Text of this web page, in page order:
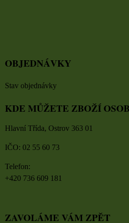
OBJEDNÁVKY
Stav objednávky
KDE MŮŽETE ZBOŽÍ
Hlavní Třída, Ostrov 363 01
IČO: 02 55 60 73
Telefon:
+420 736 609 181
ZAVOLÁME VÁM ZPĚT